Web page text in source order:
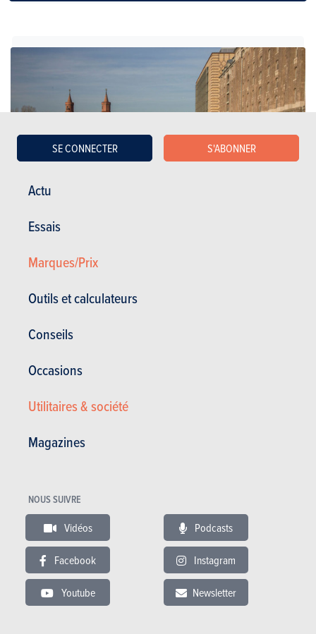
Actu
Essais
Marques/Prix
Outils et calculateurs
Conseils
Occasions
Utilitaires & société
Magazines
SE CONNECTER S'ABONNER
NOUS SUIVRE
Vidéos Podcasts
Facebook Instagram
Youtube Newsletter
Mitsubishi